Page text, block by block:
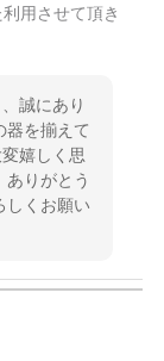
用させて頂き
誠にあり
器を揃えて
嬉しく思
りがとう
しくお願い